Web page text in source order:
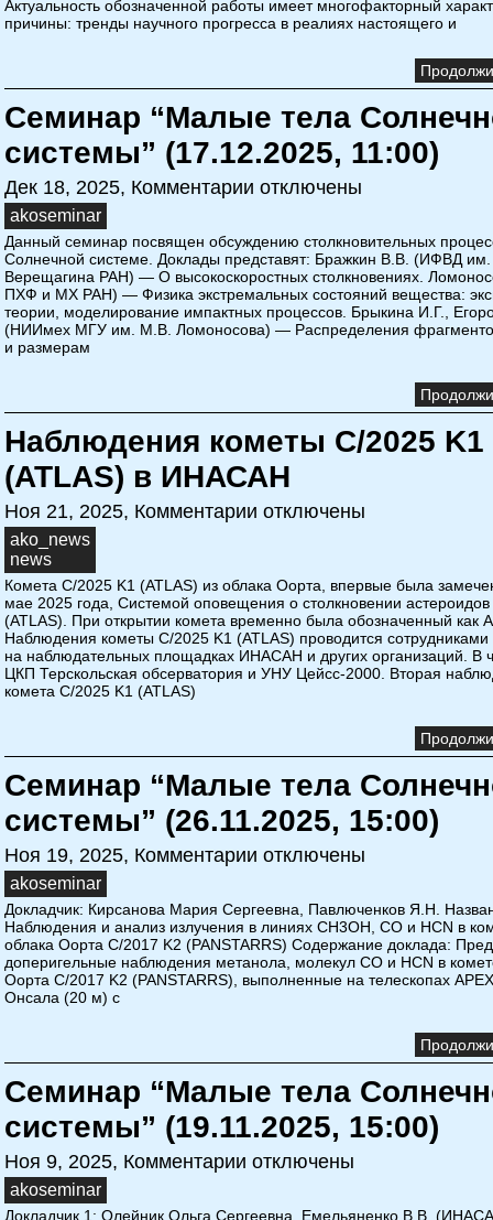
Актуальность обозначенной работы имеет многофакторный
причины: тренды научного прогресса в реалиях настоящего и
Семинар “Малые тела
системы” (17.12.2025, 11:00)
Дек 18, 2025, Комментарии отключены
akoseminar
Данный семинар посвящен обсуждению столкновительных
Солнечной системе. Доклады представят: Бражкин В.В. (ИФВД
Верещагина РАН) — О высокоскоростных столкновениях.
ПХФ и МХ РАН) — Физика экстремальных состояний вещества:
теории, моделирование импактных процессов. Брыкина И.Г.,
(НИИмех МГУ им. М.В. Ломоносова) — Распределения
и размерам
Наблюдения кометы C/2025 K1
(ATLAS) в ИНАСАН
Ноя 21, 2025, Комментарии отключены
ako_news
news
Комета C/2025 K1 (ATLAS) из облака Оорта, впервые была
мае 2025 года, Системой оповещения о столкновении
(ATLAS). При открытии комета временно была обозначенный как
Наблюдения кометы C/2025 K1 (ATLAS) проводится
на наблюдательных площадках ИНАСАН и других организаций. В
ЦКП Терскольская обсерватория и УНУ Цейсс-2000. Вторая
комета C/2025 K1 (ATLAS)
Семинар “Малые тела
системы” (26.11.2025, 15:00)
Ноя 19, 2025, Комментарии отключены
akoseminar
Докладчик: Кирсанова Мария Сергеевна, Павлюченков Я.Н.
Наблюдения и анализ излучения в линиях CH3OH, CO и HCN в
облака Оорта C/2017 K2 (PANSTARRS) Содержание доклада:
доперигельные наблюдения метанола, молекул СО и HCN в
Оорта C/2017 K2 (PANSTARRS), выполненные на телескопах
Онсала (20 м) с
Семинар “Малые тела
системы” (19.11.2025, 15:00)
Ноя 9, 2025, Комментарии отключены
akoseminar
Докладчик 1: Олейник Ольга Сергеевна, Емельяненко В.В.